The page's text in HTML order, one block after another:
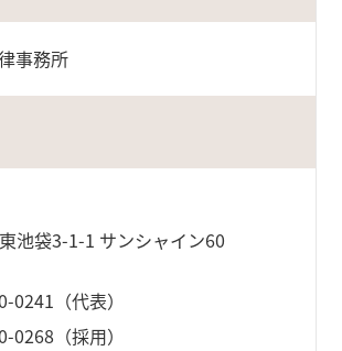
事務所
池袋3-1-1 サンシャイン60
0241（代表）
0268（採用）